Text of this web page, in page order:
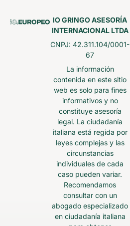
IO GRINGO ASESORÍA
INTERNACIONAL LTDA
CNPJ: 42.311.104/0001-
67
La información
contenida en este sitio
web es solo para fines
informativos y no
constituye asesoría
legal. La ciudadanía
italiana está regida por
leyes complejas y las
circunstancias
individuales de cada
caso pueden variar.
Recomendamos
consultar con un
abogado especializado
en ciudadanía italiana